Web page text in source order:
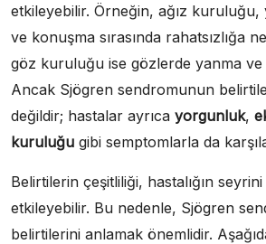
etkileyebilir. Örneğin, ağız
ve konuşma sırasında rahatsızlığa
göz kuruluğu ise gözlerde yanma ve
Ancak Sjögren sendromunun
değildir; hastalar ayrıca yorgunluk,
kuruluğu gibi semptomlarla da
Belirtilerin çeşitliliği, hastalığın
etkileyebilir. Bu nedenle, Sjögren
belirtilerini anlamak önemlidir.